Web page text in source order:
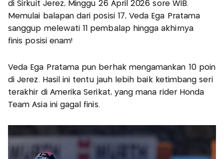
di Sirkuit Jerez, Minggu 26 April 2026 sore WIB.
Memulai balapan dari posisi 17, Veda Ega Pratama
sanggup melewati 11 pembalap hingga akhirnya
finis posisi enam!
Veda Ega Pratama pun berhak mengamankan 10 poin
di Jerez. Hasil ini tentu jauh lebih baik ketimbang seri
terakhir di Amerika Serikat, yang mana rider Honda
Team Asia ini gagal finis.